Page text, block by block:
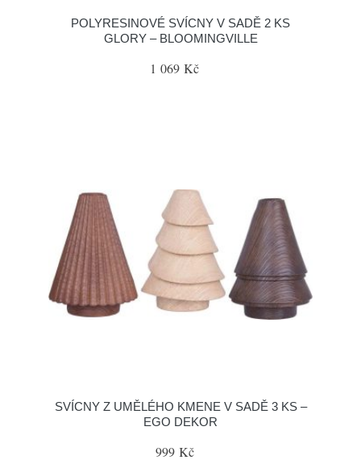
POLYRESINOVÉ SVÍCNY V SADĚ 2 KS
GLORY – BLOOMINGVILLE
1 069 Kč
SVÍCNY Z UMĚLÉHO KMENE V SADĚ 3 KS –
EGO DEKOR
999 Kč